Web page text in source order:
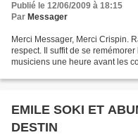
Publié le 12/06/2009 à 18:15
Par Messager
Merci Messager, Merci Crispin.
respect. Il suffit de se
musiciens une heure avant les
EMILE SOKI ET
DESTIN